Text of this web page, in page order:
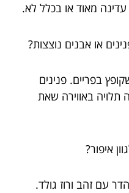
מאוד או בכלל לא.
או אבנים נוצצות?
בפריים. פנינים
תלויה באווירה שאת
איפור?
עם זהב ורוז גולד.